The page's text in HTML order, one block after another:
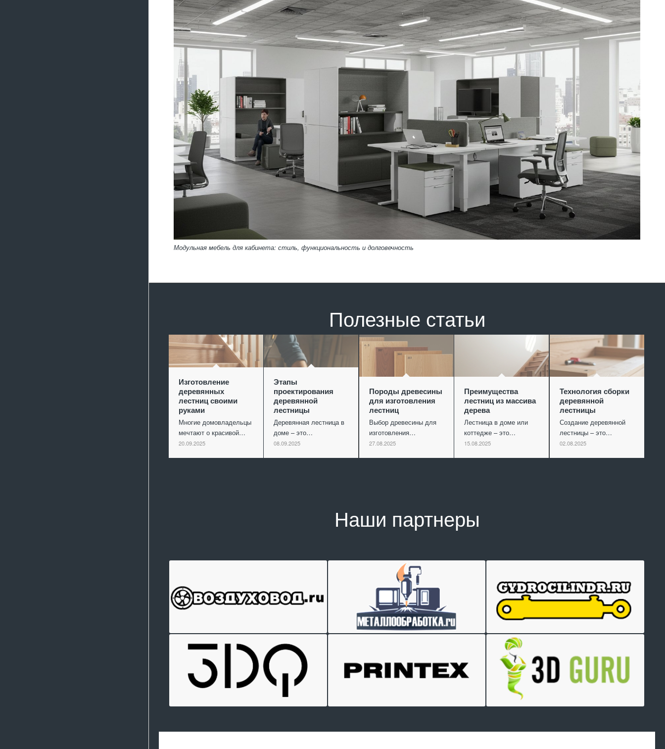
Модульная мебель для кабинета: стиль, функциональность и долговечность
Полезные статьи
Изготовление
деревянных
лестниц своими
руками
Многие домовладельцы
мечтают о красивой…
20.09.2025
Этапы
проектирования
деревянной
лестницы
Деревянная лестница в
доме – это…
08.09.2025
Породы древесины
для изготовления
лестниц
Выбор древесины для
изготовления…
27.08.2025
Преимущества
лестниц из массива
дерева
Лестница в доме или
коттедже – это…
15.08.2025
Технология сборки
деревянной
лестницы
Создание деревянной
лестницы – это…
02.08.2025
Наши партнеры